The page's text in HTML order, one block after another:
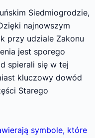
Siedmiogrodzie,
najnowszym
przy udziale Zakonu
jest sporego
spierali się w tej
kluczowy dowód
Starego
symbole, które